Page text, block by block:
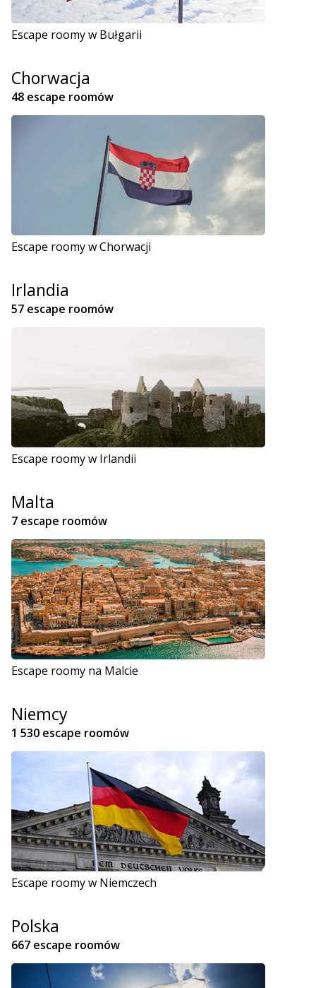
Escape roomy w Bułgarii
Chorwacja
48 escape roomów
Escape roomy w Chorwacji
Irlandia
57 escape roomów
Escape roomy w Irlandii
Malta
7 escape roomów
Escape roomy na Malcie
Niemcy
1 530 escape roomów
Escape roomy w Niemczech
Polska
667 escape roomów